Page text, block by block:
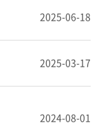
2025-06-18
2025-03-17
2024-08-01